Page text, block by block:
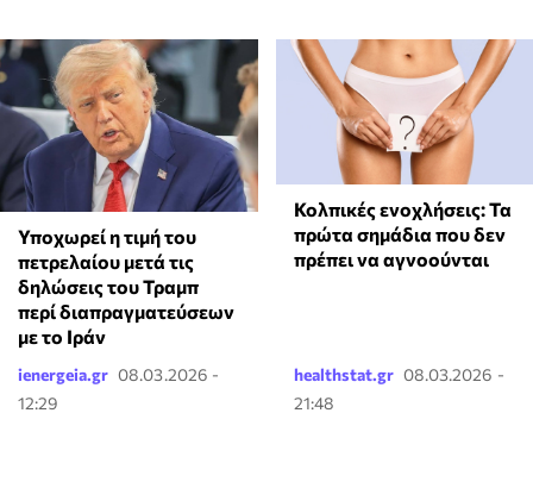
Υποχωρεί η τιμή του
πετρελαίου μετά τις
δηλώσεις του Τραμπ
περί διαπραγματεύσεων
με το Ιράν
ienergeia.gr 08.03.2026 -
12:29
Κολπικές ενοχλήσεις: Τα
πρώτα σημάδια που δεν
πρέπει να αγνοούνται
healthstat.gr 08.03.2026 -
21:48